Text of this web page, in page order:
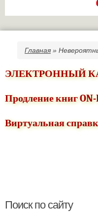
Вы здесь
Главная »
ЭЛЕКТРОННЫЙ
Продление книг
Виртуальная
Поиск по сайту